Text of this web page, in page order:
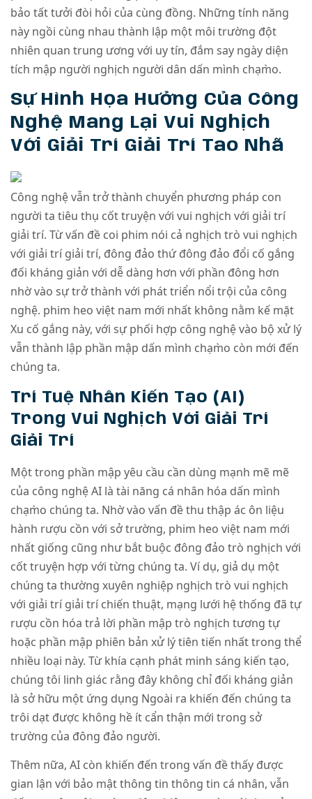
bảo tất tưởi đòi hỏi của cùng đồng. Những tính năng
này ngồi cùng nhau thành lập một môi trường đột
nhiên quan trung ương với uy tín, đắm say ngày diện
tích mập người nghịch người dân dấn mình chạm̀o.
Sự Hình Họa Hưởng Của Công
Nghệ Mang Lại Vui Nghịch
Với Giải Trí Giải Trí Tao Nhã
Công nghệ vẫn trở thành chuyển phương pháp con
người ta tiêu thụ cốt truyện với vui nghịch với giải trí
giải trí. Từ vấn đề coi phim nói cả nghịch trò vui nghịch
với giải trí giải trí, đông đảo thứ đông đảo đổi cố gắng
đối kháng giản với dễ dàng hơn với phần đông hơn
nhờ vào sự trở thành với phát triển nổi trội của công
nghệ. phim heo việt nam mới nhất không nằm kế mặt
Xu cố gắng này, với sự phối hợp công nghệ vào bộ xử lý
vẫn thành lập phần mập dấn mình chạm̀o còn mới đến
chúng ta.
Trí Tuệ Nhân Kiến Tạo (AI)
Trong Vui Nghịch Với Giải Trí
Giải Trí
Một trong phần mập yêu cầu cần dùng mạnh mẽ mẽ
của công nghệ AI là tài năng cá nhân hóa dấn mình
chạm̀o chúng ta. Nhờ vào vấn đề thu thập ác ôn liệu
hành rượu cồn với sở trường, phim heo việt nam mới
nhất giống cũng như bắt buộc đông đảo trò nghịch với
cốt truyện hợp với từng chúng ta. Ví dụ, giả dụ một
chúng ta thường xuyên nghiệp nghịch trò vui nghịch
với giải trí giải trí chiến thuật, mạng lưới hệ thống đã tự
rượu cồn hóa trả lời phần mập trò nghịch tương tự
hoặc phần mập phiên bản xử lý tiên tiến nhất trong thể
nhiều loại này. Từ khía cạnh phát minh sáng kiến tạo,
chúng tôi linh giác rằng đây không chỉ đối kháng giản
là sở hữu một ứng dụng Ngoài ra khiến đến chúng ta
trôi dạt được không hề ít cẩn thận mới trong sở
trường của đông đảo người.
Thêm nữa, AI còn khiến đến trong vấn đề thấy được
gian lận với bảo mật thông tin thông tin cá nhân, vẫn